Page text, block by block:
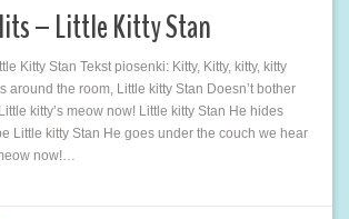
– Little Kitty Stan
Kitty Stan Tekst piosenki: Kitty, Kitty, kitty, kitty
around the room, Little kitty Stan Doesn’t bother
kitty’s meow now! Little kitty Stan He hides
Little kitty Stan He goes under the couch we hear
now!…